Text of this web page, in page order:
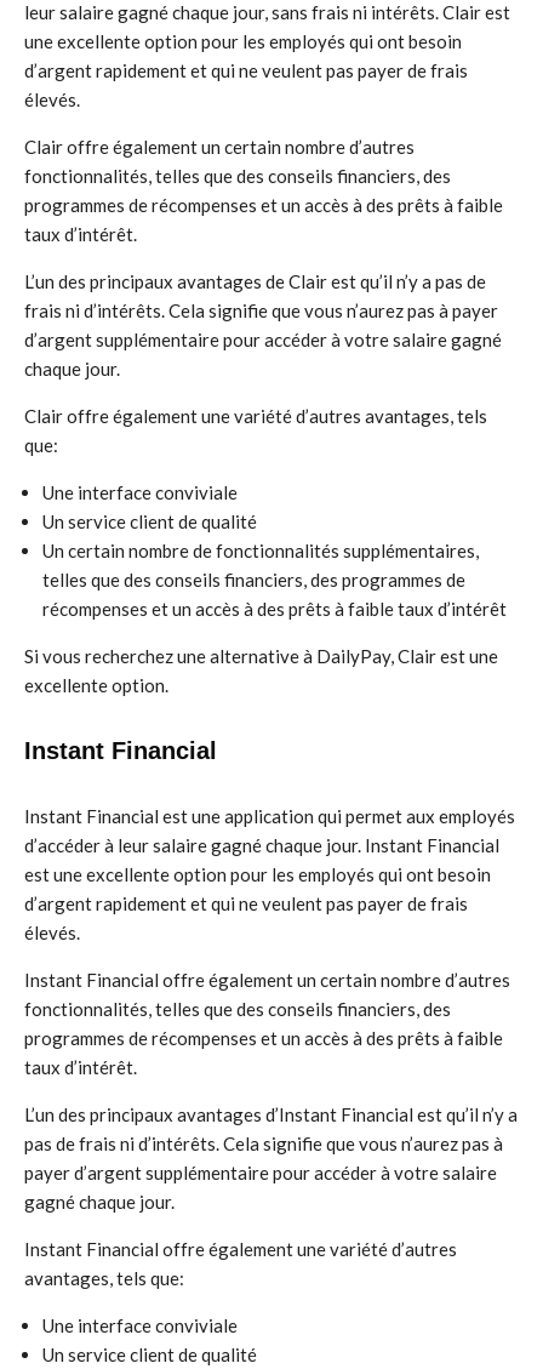
leur salaire gagné chaque jour, sans frais ni intérêts. Clair est
une excellente option pour les employés qui ont besoin
d’argent rapidement et qui ne veulent pas payer de frais
élevés.
Clair offre également un certain nombre d’autres
fonctionnalités, telles que des conseils financiers, des
programmes de récompenses et un accès à des prêts à faible
taux d’intérêt.
L’un des principaux avantages de Clair est qu’il n’y a pas de
frais ni d’intérêts. Cela signifie que vous n’aurez pas à payer
d’argent supplémentaire pour accéder à votre salaire gagné
chaque jour.
Clair offre également une variété d’autres avantages, tels
que:
Une interface conviviale
Un service client de qualité
Un certain nombre de fonctionnalités supplémentaires,
telles que des conseils financiers, des programmes de
récompenses et un accès à des prêts à faible taux d’intérêt
Si vous recherchez une alternative à DailyPay, Clair est une
excellente option.
Instant Financial
Instant Financial est une application qui permet aux employés
d’accéder à leur salaire gagné chaque jour. Instant Financial
est une excellente option pour les employés qui ont besoin
d’argent rapidement et qui ne veulent pas payer de frais
élevés.
Instant Financial offre également un certain nombre d’autres
fonctionnalités, telles que des conseils financiers, des
programmes de récompenses et un accès à des prêts à faible
taux d’intérêt.
L’un des principaux avantages d’Instant Financial est qu’il n’y a
pas de frais ni d’intérêts. Cela signifie que vous n’aurez pas à
payer d’argent supplémentaire pour accéder à votre salaire
gagné chaque jour.
Instant Financial offre également une variété d’autres
avantages, tels que:
Une interface conviviale
Un service client de qualité